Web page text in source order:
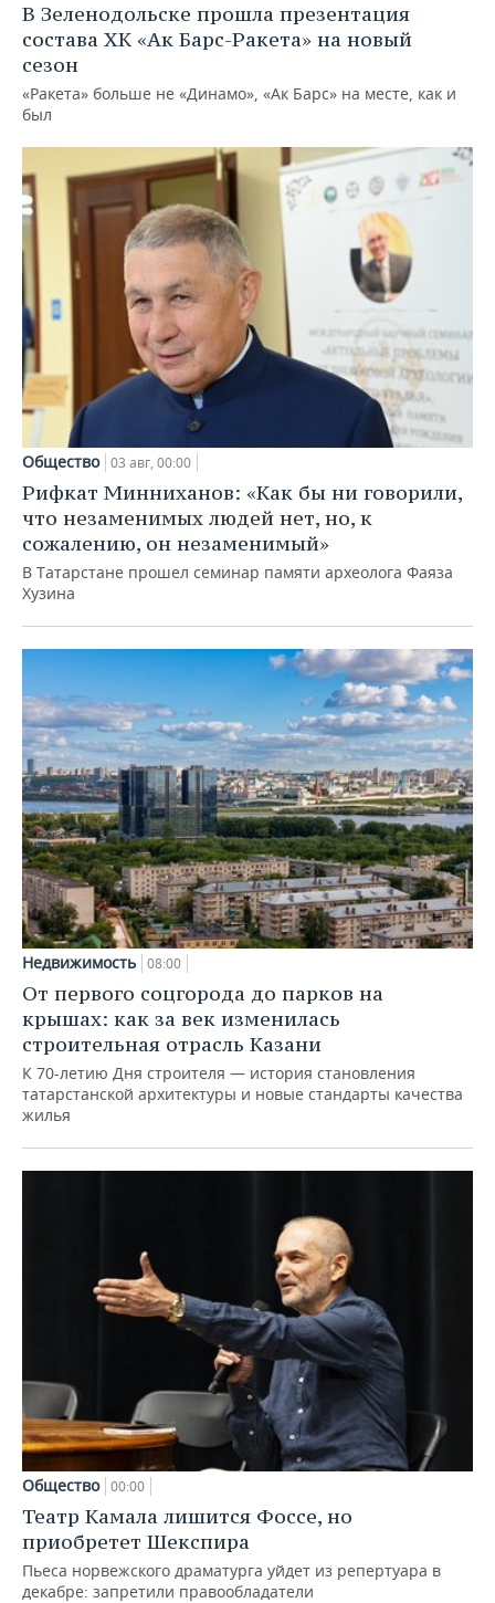
В Зеленодольске прошла презентация
состава ХК «Ак Барс-Ракета» на новый
сезон
«Ракета» больше не «Динамо», «Ак Барс» на месте, как и
был
Общество 03 авг, 00:00
Рифкат Минниханов: «Как бы ни говорили,
что незаменимых людей нет, но, к
сожалению, он незаменимый»
В Татарстане прошел семинар памяти археолога Фаяза
Хузина
Недвижимость 08:00
От первого соцгорода до парков на
крышах: как за век изменилась
строительная отрасль Казани
К 70-летию Дня строителя — история становления
татарстанской архитектуры и новые стандарты качества
жилья
Общество 00:00
Театр Камала лишится Фоссе, но
приобретет Шекспира
Пьеса норвежского драматурга уйдет из репертуара в
декабре: запретили правообладатели